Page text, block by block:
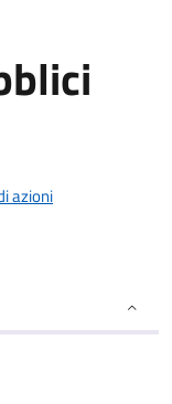
azioni